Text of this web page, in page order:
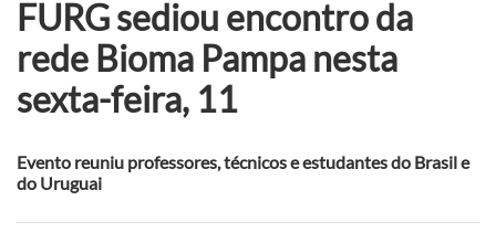
FURG sediou encontro da
rede Bioma Pampa nesta
sexta-feira, 11
Evento reuniu professores, técnicos e estudantes do Brasil e
do Uruguai